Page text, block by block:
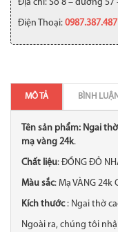
Địa chỉ: Số 8 – đường 57
Điện Thoại: 0987.387.487
MÔ TẢ BÌNH LUẬN
Tên sản phẩm: Ngai
mạ vàng 24k.
Chất liệu: ĐỒNG ĐỎ
Màu sắc: Mạ VÀNG
Kích thước: Ngai thờ
Ngoài ra, chúng tôi